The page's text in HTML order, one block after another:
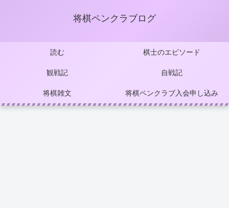
将棋ペンクラブログ
読む 棋士のエピソード
観戦記 自戦記
将棋雑文 将棋ペンクラブ入会申し込み